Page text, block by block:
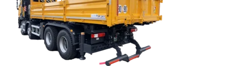
FAQ
Forez-Bennes Tech
Contact